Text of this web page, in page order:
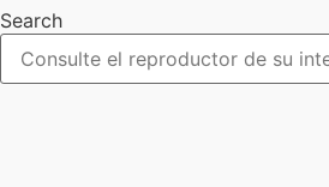
Search